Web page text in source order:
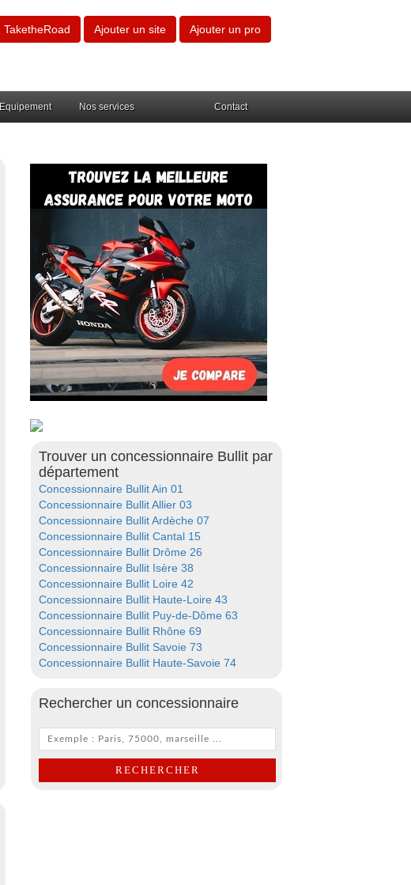
TaketheRoad Ajouter un site Ajouter un pro
Equipement Nos services Contact
Trouver un concessionnaire Bullit par
département
Concessionnaire Bullit Ain 01
Concessionnaire Bullit Allier 03
Concessionnaire Bullit Ardèche 07
Concessionnaire Bullit Cantal 15
Concessionnaire Bullit Drôme 26
Concessionnaire Bullit Isère 38
Concessionnaire Bullit Loire 42
Concessionnaire Bullit Haute-Loire 43
Concessionnaire Bullit Puy-de-Dôme 63
Concessionnaire Bullit Rhône 69
Concessionnaire Bullit Savoie 73
Concessionnaire Bullit Haute-Savoie 74
Rechercher un concessionnaire